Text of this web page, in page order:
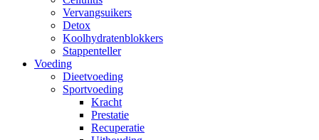
Vervangsuikers
Detox
Koolhydratenblokkers
Stappenteller
Voeding
Dieetvoeding
Sportvoeding
Kracht
Prestatie
Recuperatie